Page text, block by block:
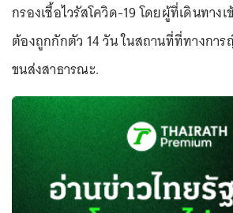
กรองเชื้อไวรัสโควิด-19 โดยผู้ที่เดินทาง
ต้องถูกกักตัว 14 วัน ในสถานที่ที่ทางกา
ขนส่งสาธารณะ.